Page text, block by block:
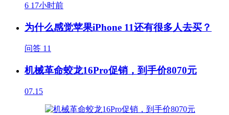
6 17小时前
为什么感觉苹果iPhone 11还有很多人去买？
问答 11
机械革命蛟龙16Pro促销，到手价8070元
07.15